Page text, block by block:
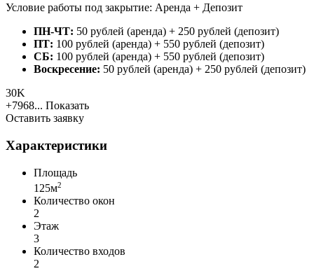
Условие работы под закрытие: Аренда + Депозит
ПН-ЧТ: 50 рублей (аренда) + 250 рублей (депозит)
ПТ: 100 рублей (аренда) + 550 рублей (депозит)
СБ: 100 рублей (аренда) + 550 рублей (депозит)
Воскресение: 50 рублей (аренда) + 250 рублей (депозит)
30K
+7968... Показать
Оставить заявку
Характеристики
Площадь
125м2
Количество окон
2
Этаж
3
Количество входов
2